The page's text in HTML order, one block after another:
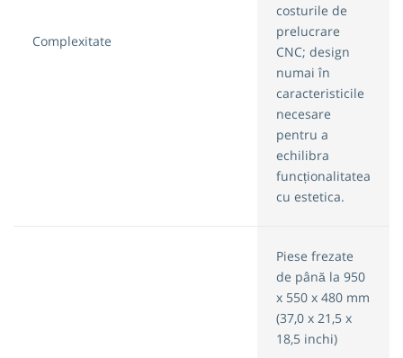
Complexitate
costurile de
prelucrare
CNC; design
numai în
caracteristicile
necesare
pentru a
echilibra
funcționalitatea
cu estetica.
Piese frezate
de până la 950
x 550 x 480 mm
(37,0 x 21,5 x
18,5 inchi)